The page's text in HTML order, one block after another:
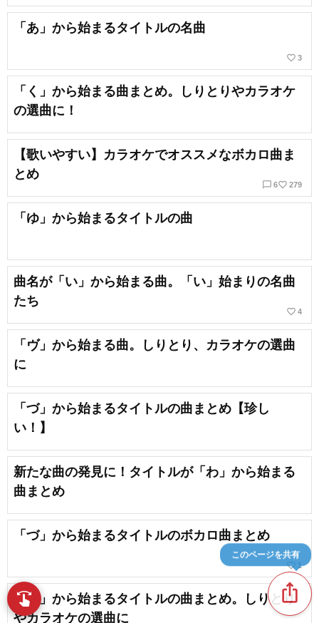
「あ」から始まるタイトルの名曲
favorite_border 3
「く」から始まる曲まとめ。しりとりやカラオケ
の選曲に！
【歌いやすい】カラオケでオススメなボカロ曲ま
とめ
chat_bubble_outline 6favorite_border 279
「ゆ」から始まるタイトルの曲
曲名が「い」から始まる曲。「い」始まりの名曲
たち
favorite_border 4
「ヴ」から始まる曲。しりとり、カラオケの選曲
に
「づ」から始まるタイトルの曲まとめ【珍し
い！】
新たな曲の発見に！タイトルが「わ」から始まる
曲まとめ
「づ」から始まるタイトルのボカロ曲まとめ
favorite_border 1
「ぶ」から始まるタイトルの曲まとめ。しりとり
やカラオケの選曲に
ios_share
このページを共有
swipe 指先で音楽をブラウズ